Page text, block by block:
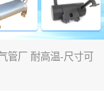
管厂 耐高温-尺寸可